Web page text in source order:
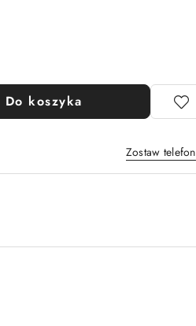
Do koszyka
Zostaw telefon
Wyślij